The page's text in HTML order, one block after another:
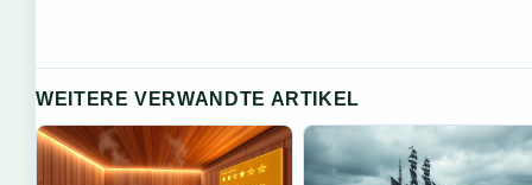
WEITERE VERWANDTE ARTIKEL